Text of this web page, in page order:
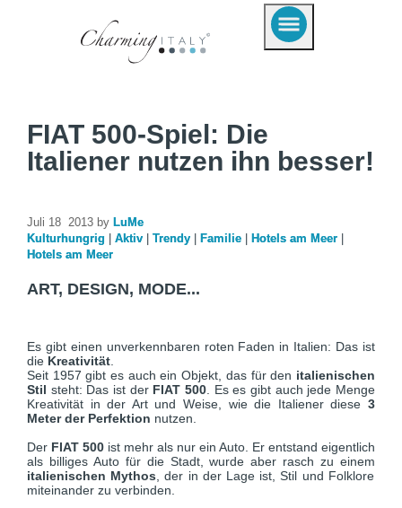
FIAT 500-Spiel: Die
Italiener nutzen ihn besser!
Juli 18 2013 by LuMe
Kulturhungrig
Aktiv Trendy Familie Hotels am Meer
Hotels am Meer
ART, DESIGN, MODE...
Es gibt einen unverkennbaren roten Faden in Italien: Das ist
die Kreativität
Seit 1957 gibt es auch ein Objekt, das für den italienischen
Stil steht: Das ist derFIAT 500 . Es es gibt auch jede Menge
Kreativität in der Art und Weise, wie die Italiener diese 3
Meter der Perfektion nutzen.
Der FIAT 500 ist mehr als nur ein Auto. Er entstand eigentlich
als billiges Auto für die Stadt, wurde aber rasch zu einem
italienischen Mythos , der in der Lage ist, Stil und Folklore
miteinander zu verbinden.